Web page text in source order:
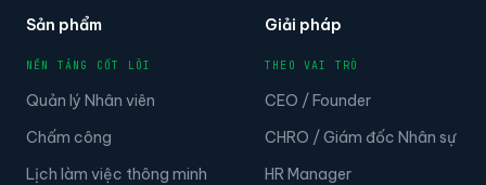
Sản phẩm
NỀN TẢNG CỐT LÕI
Quản lý Nhân viên
Chấm công
Lịch làm việc thông minh
Giải pháp
THEO VAI TRÒ
CEO / Founder
CHRO / Giám đốc Nhân sự
HR Manager